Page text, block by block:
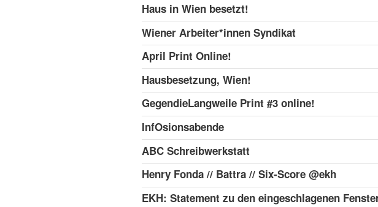
Haus in Wien besetzt!
Wiener Arbeiter*innen Syndikat
April Print Online!
Hausbesetzung, Wien!
GegendieLangweile Print #3 online!
InfOsionsabende
ABC Schreibwerkstatt
Henry Fonda // Battra // Six-Score @ekh
EKH: Statement zu den eingeschlagenen